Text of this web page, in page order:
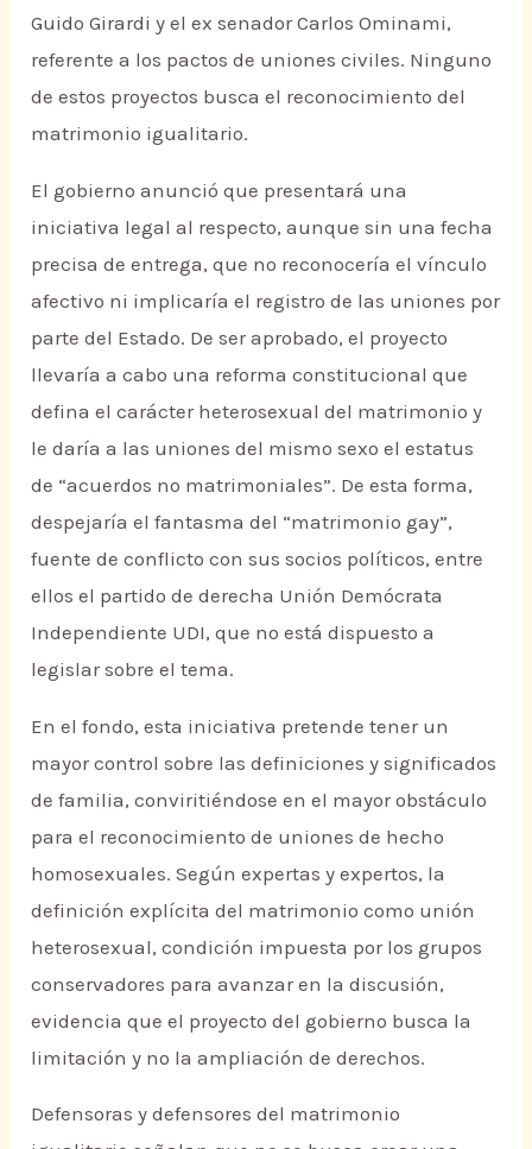
Guido Girardi y el ex senador Carlos Ominami,
referente a los pactos de uniones civiles. Ninguno
de estos proyectos busca el reconocimiento del
matrimonio igualitario.
El gobierno anunció que presentará una
iniciativa legal al respecto, aunque sin una fecha
precisa de entrega, que no reconocería el vínculo
afectivo ni implicaría el registro de las uniones por
parte del Estado. De ser aprobado, el proyecto
llevaría a cabo una reforma constitucional que
defina el carácter heterosexual del matrimonio y
le daría a las uniones del mismo sexo el estatus
de “acuerdos no matrimoniales”. De esta forma,
despejaría el fantasma del “matrimonio gay”,
fuente de conflicto con sus socios políticos, entre
ellos el partido de derecha Unión Demócrata
Independiente UDI, que no está dispuesto a
legislar sobre el tema.
En el fondo, esta iniciativa pretende tener un
mayor control sobre las definiciones y significados
de familia, conviritiéndose en el mayor obstáculo
para el reconocimiento de uniones de hecho
homosexuales. Según expertas y expertos, la
definición explícita del matrimonio como unión
heterosexual, condición impuesta por los grupos
conservadores para avanzar en la discusión,
evidencia que el proyecto del gobierno busca la
limitación y no la ampliación de derechos.
Defensoras y defensores del matrimonio